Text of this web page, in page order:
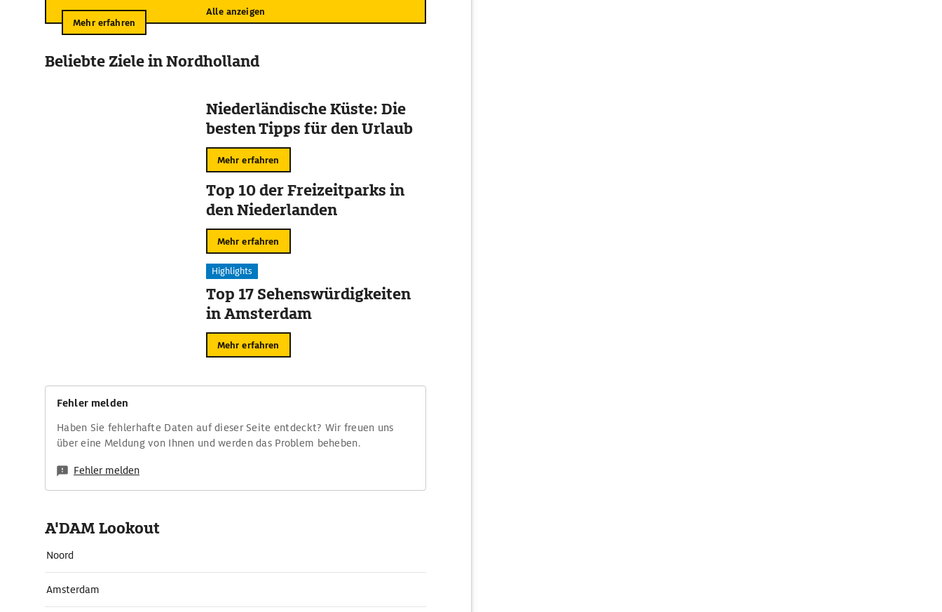
Alle anzeigen
Mehr erfahren
Beliebte Ziele in Nordholland
Niederländische Küste: Die
besten Tipps für den Urlaub
Mehr erfahren
Top 10 der Freizeitparks in
den Niederlanden
Mehr erfahren
Highlights
Top 17 Sehenswürdigkeiten
in Amsterdam
Mehr erfahren
Fehler melden
Haben Sie fehlerhafte Daten auf dieser Seite entdeckt? Wir freuen uns
über eine Meldung von Ihnen und werden das Problem beheben.
Fehler melden
A'DAM Lookout
Noord
Amsterdam